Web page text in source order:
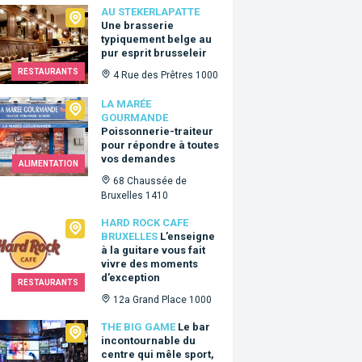
RESTAURANTS
AU STEKERLAPATTE
Une brasserie
typiquement belge au
pur esprit brusseleir
4 Rue des Prêtres 1000
ALIMENTATION
LA MARÉE
GOURMANDE
Poissonnerie-traiteur
pour répondre à toutes
vos demandes
68 Chaussée de
Bruxelles 1410
Gourmande
RESTAURANTS
HARD ROCK CAFE
BRUXELLES L’enseigne
à la guitare vous fait
vivre des moments
d’exception
12a Grand Place 1000
Cafe Bruxelles
THE BIG GAME Le bar
incontournable du
centre qui mêle sport,
Game